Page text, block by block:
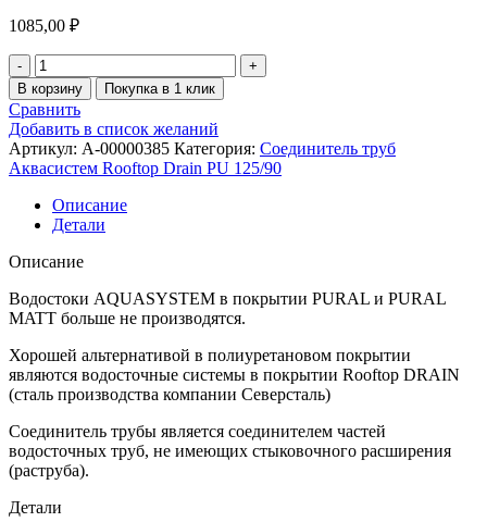
1085,00 ₽
В корзину Покупка в 1 клик
Сравнить
Добавить в список желаний
Артикул: A-00000385 Категория: Соединитель труб
Аквасистем Rooftop Drain PU 125/90
Описание
Детали
Описание
Водостоки AQUASYSTEM в покрытии PURAL и PURAL
MATT больше не производятся.
Хорошей альтернативой в полиуретановом покрытии
являются водосточные системы в покрытии Rooftop DRAIN
(сталь производства компании Северсталь)
Соединитель трубы является соединителем частей
водосточных труб, не имеющих стыковочного расширения
(раструба).
Детали